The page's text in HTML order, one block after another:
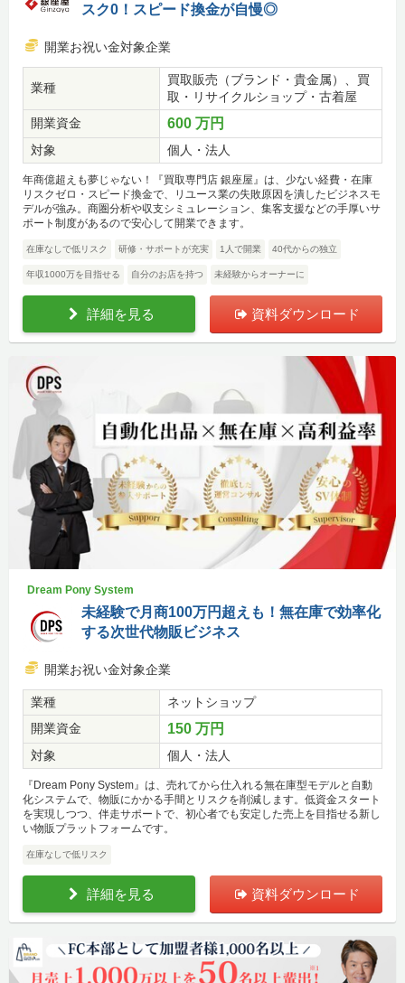
スク0！スピード換金が自慢◎
開業お祝い金対象企業
業種
買取販売（ブランド・貴金属）、買
取・リサイクルショップ・古着屋
開業資金
600 万円
対象 個人・法人
年商億超えも夢じゃない！『買取専門店 銀座屋』は、少ない経費・在庫
リスクゼロ・スピード換金で、リユース業の失敗原因を潰したビジネスモ
デルが強み。商圏分析や収支シミュレーション、集客支援などの手厚いサ
ポート制度があるので安心して開業できます。
在庫なしで低リスク 研修・サポートが充実 1人で開業 40代からの独立
年収1000万を目指せる 自分のお店を持つ 未経験からオーナーに
詳細を見る 資料ダウンロード
Dream Pony System
未経験で月商100万円超えも！無在庫で効率化
する次世代物販ビジネス
開業お祝い金対象企業
業種
ネットショップ
開業資金
150 万円
対象 個人・法人
『Dream Pony System』は、売れてから仕入れる無在庫型モデルと自動
化システムで、物販にかかる手間とリスクを削減します。低資金スタート
を実現しつつ、伴走サポートで、初心者でも安定した売上を目指せる新し
い物販プラットフォームです。
在庫なしで低リスク
詳細を見る 資料ダウンロード